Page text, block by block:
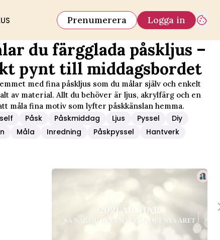
Prenumerera Logga in
du färgglada påskljus –
pynt till middagsbordet
med fina påskljus som du målar själv och enkelt
av material. Allt du behöver är ljus, akrylfärg och en
måla fina motiv som lyfter påskkänslan hemma.
Påsk Påskmiddag Ljus Pyssel
Diy
Måla Inredning Påskpyssel Hantverk